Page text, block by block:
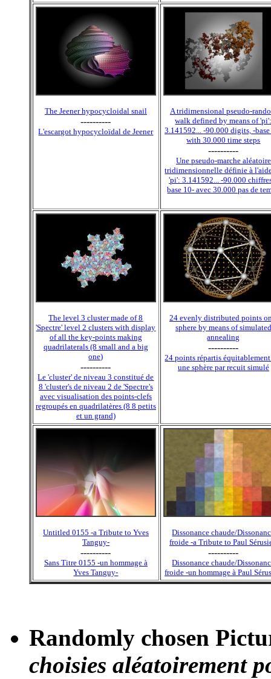
The Jeener hypocycloidal snail
----------
L'escargot hypocycloïdal de Jeener
A tridimensional pseudo-
walk defined by means of
3.141592... -90.000 digits, -
with 30.000 time steps
----------
Une pseudo-marche aléatoire
tridimensionnelle définie à
'pi': 3.141592... -90.000
base 10- avec 30.000 pas de
The level 3 cluster made of 8
'Spectre' level 2 clusters with display
of all the key-points making
quadrilaterals (8 small and a big
one)
----------
Le 'cluster' de niveau 3 constitué de
8 'cluster's de niveau 2 de 'Spectre's
avec visualisation des points-clefs
regroupés en quadrilatères (8 8 petits
et un grand)
24 evenly distributed points
sphere by means of simulated
annealing
----------
24 points répartis
une sphère par recuit simulé
Untitled 0155 -a Tribute to Yves
Tanguy-
----------
Sans Titre 0155 -un hommage à
Yves Tanguy-
Dissonance chaude/
froide -a Tribute to Paul
----------
Dissonance chaude/
froide -un hommage à Paul
Randomly chosen
choisies aléatoirement